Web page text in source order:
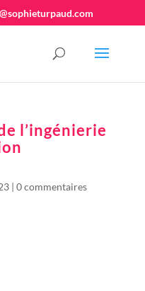
l’ingénierie
| 0 commentaires